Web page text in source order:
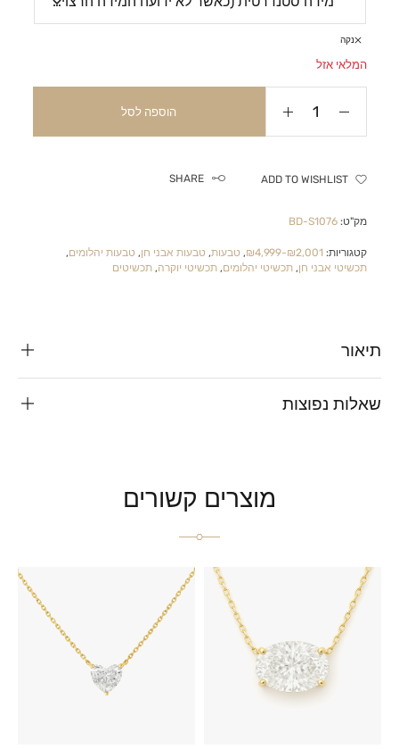
נקה
המלאי אזל
הוספה לסל
ADD TO WISHLIST
SHARE
מק"ט:BD-S1076
קטגוריות: ₪2,001-₪4,999
, טבעות, טבעות אבני חן, טבעות יהלומים,
תכשיטי אבני חן,תכשיטי יהלומים,תכשיטי יוקרה,תכשיטים
תיאור
שאלות נפוצות
מוצרים קשורים